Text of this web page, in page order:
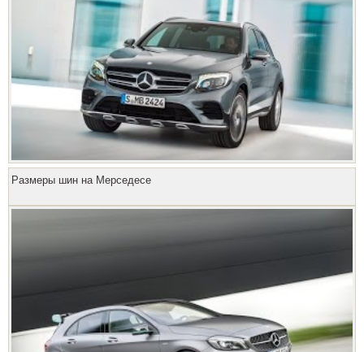
Размеры шин на Мерседесе